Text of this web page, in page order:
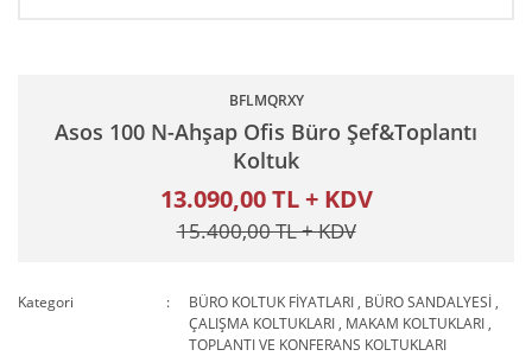
BFLMQRXY
Asos 100 N-Ahşap Ofis Büro Şef&Toplantı
Koltuk
13.090,00 TL + KDV
15.400,00 TL + KDV
Kategori BÜRO KOLTUK FİYATLARI , BÜRO SANDALYESİ ,
ÇALIŞMA KOLTUKLARI , MAKAM KOLTUKLARI ,
TOPLANTI VE KONFERANS KOLTUKLARI